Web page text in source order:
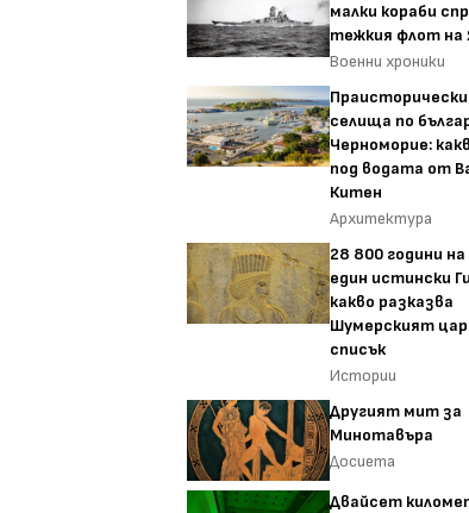
малки кораби
тежкия флот на
Военни хроники
селища по
Черноморие:
под водата от
Китен
Архитектура
28 800 години
един истински
какво разказва
Шумерският
списък
Истории
Другият мит за
Минотавъра
Досиета
Двайсет